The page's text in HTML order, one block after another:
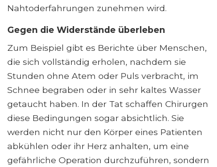
Nahtoderfahrungen zunehmen wird.
Gegen die Widerstände überleben
Zum Beispiel gibt es Berichte über Menschen,
die sich vollständig erholen, nachdem sie
Stunden ohne Atem oder Puls verbracht, im
Schnee begraben oder in sehr kaltes Wasser
getaucht haben. In der Tat schaffen Chirurgen
diese Bedingungen sogar absichtlich. Sie
werden nicht nur den Körper eines Patienten
abkühlen oder ihr Herz anhalten, um eine
gefährliche Operation durchzuführen, sondern